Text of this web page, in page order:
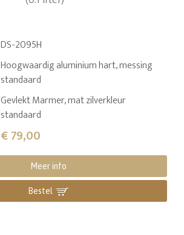
DS-2095H
Hoogwaardig aluminium hart, messing
standaard
Gevlekt Marmer, mat zilverkleur
standaard
€ 79,00
Meer info
Bestel